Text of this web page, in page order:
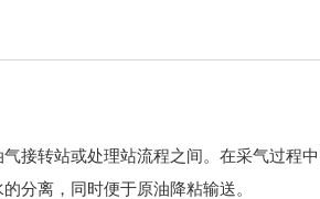
接转站或处理站流程之间。在采气过程
分离，同时便于原油降粘输送。